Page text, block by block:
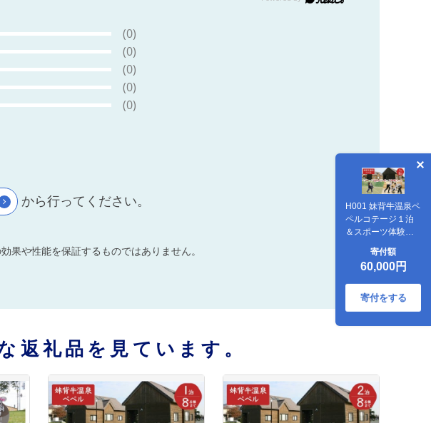
H001 妹背牛温泉ペ
ペルコテージ１泊
＆スポーツ体験セ
寄付額
60,000円
寄付をする
(0)
(0)
(0)
(0)
(0)
から行ってください。
果や性能を保証するものではありません。
返礼品を見ています。